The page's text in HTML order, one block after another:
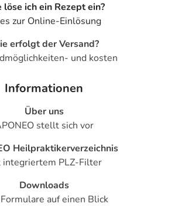
ich ein Rezept ein?
zur Online-Einlösung
erfolgt der Versand?
und kosten
Informationen
Über uns
stellt sich vor
Heilpraktikerverzeichnis
integriertem PLZ-Filter
Downloads
auf einen Blick